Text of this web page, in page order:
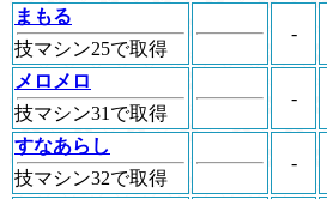
まもる
技マシン25で取得
-
メロメロ
技マシン31で取得
-
すなあらし
技マシン32で取得
-